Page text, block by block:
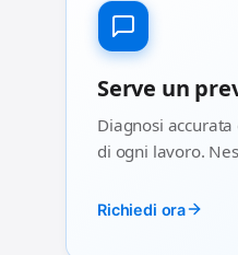
Serve un
Diagnosi
di ogni lavoro.
Richiedi ora